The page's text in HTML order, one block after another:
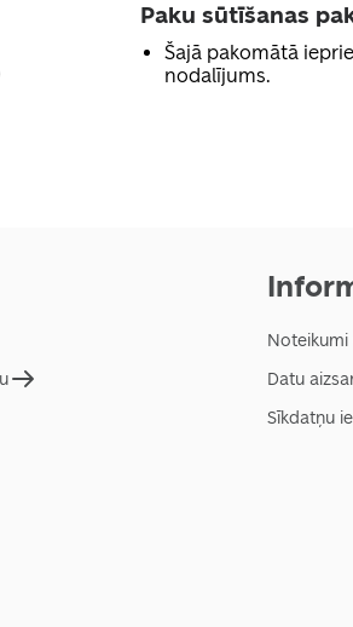
Paku sūtīšanas
Šajā pakomātā
nodalījums.
Noteikumi
Datu
Sīkdatņu